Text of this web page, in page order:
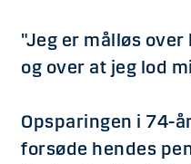
"Jeg er målløs
og over at jeg lod
Opsparingen i 74-
forsøde hendes